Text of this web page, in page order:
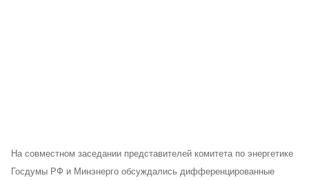
На совместном заседании представителей комитета по энергетике
Госдумы РФ и Минэнерго обсуждались дифференцированные